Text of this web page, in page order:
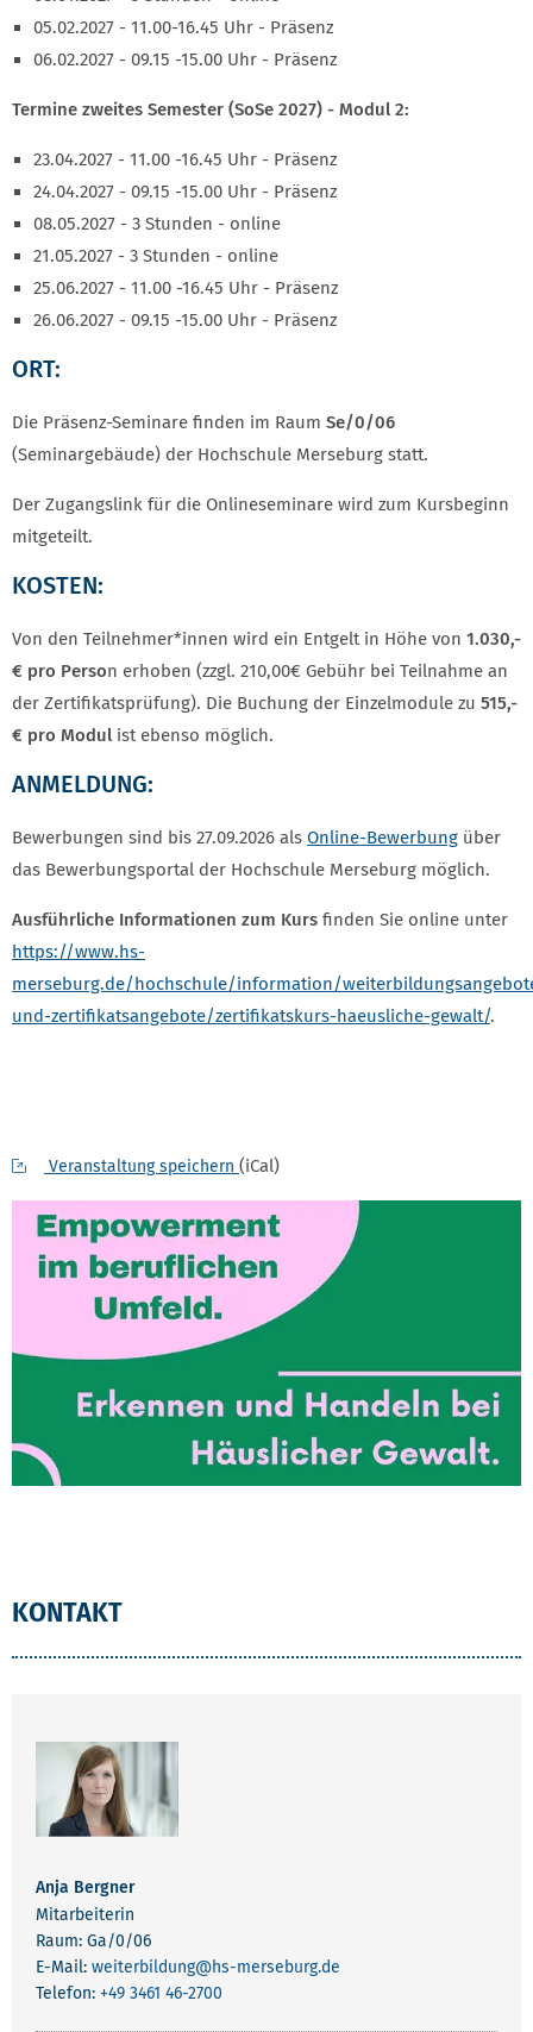
05.02.2027 - 11.00-16.45 Uhr - Präsenz
06.02.2027 - 09.15 -15.00 Uhr - Präsenz
Termine zweites Semester (SoSe 2027) - Modul 2:
23.04.2027 - 11.00 -16.45 Uhr - Präsenz
24.04.2027 - 09.15 -15.00 Uhr - Präsenz
08.05.2027 - 3 Stunden - online
21.05.2027 - 3 Stunden - online
25.06.2027 - 11.00 -16.45 Uhr - Präsenz
26.06.2027 - 09.15 -15.00 Uhr - Präsenz
ORT:
Die Präsenz-Seminare finden im Raum Se/0/06
(Seminargebäude) der Hochschule Merseburg statt.
Der Zugangslink für die Onlineseminare wird zum Kursbeginn
mitgeteilt.
KOSTEN:
Von den Teilnehmer*innen wird ein Entgelt in Höhe von 1.030,-
€ pro Person erhoben (zzgl. 210,00€ Gebühr bei Teilnahme an
der Zertifikatsprüfung). Die Buchung der Einzelmodule zu 515,-
€ pro Modul ist ebenso möglich.
ANMELDUNG:
Bewerbungen sind bis 27.09.2026 als Online-Bewerbung über
das Bewerbungsportal der Hochschule Merseburg möglich.
Ausführliche Informationen zum Kurs finden Sie online unter
https://www.hs-
merseburg.de/hochschule/information/
und-zertifikatsangebote/zertifikatskurs-haeusliche-gewalt/.
Veranstaltung speichern (iCal)
KONTAKT
Anja Bergner
Mitarbeiterin
Raum: Ga/0/06
E-Mail: weiterbildung@hs-merseburg.de
Telefon: +49 3461 46-2700